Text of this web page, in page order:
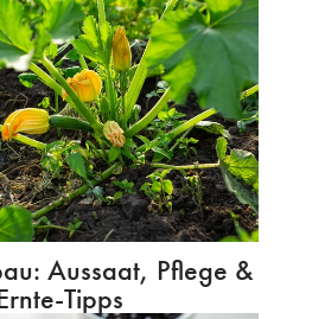
Aussaat, Pflege &
Tipps